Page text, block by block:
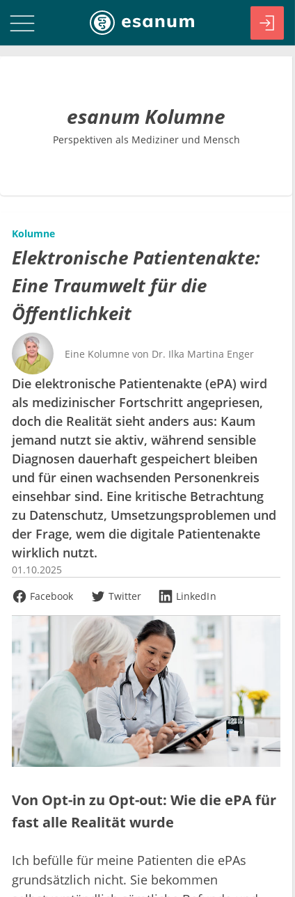
esanum Kolumne
Perspektiven als Mediziner und Mensch
Kolumne
Elektronische Patientenakte:
Eine Traumwelt für die
Öffentlichkeit
Eine Kolumne von Dr. Ilka Martina Enger
Die elektronische Patientenakte (ePA) wird
als medizinischer Fortschritt angepriesen,
doch die Realität sieht anders aus: Kaum
jemand nutzt sie aktiv, während sensible
Diagnosen dauerhaft gespeichert bleiben
und für einen wachsenden Personenkreis
einsehbar sind. Eine kritische Betrachtung
zu Datenschutz, Umsetzungsproblemen und
der Frage, wem die digitale Patientenakte
wirklich nutzt.
01.10.2025
Facebook
Twitter LinkedIn
Von Opt-in zu Opt-out: Wie die ePA für
fast alle Realität wurde
Ich befülle für meine Patienten die ePAs
grundsätzlich nicht. Sie bekommen